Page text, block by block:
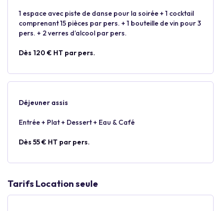
1 espace avec piste de danse pour la soirée + 1 cocktail
comprenant 15 pièces par pers. + 1 bouteille de vin pour 3
pers. + 2 verres d’alcool par pers.
Dès 120 € HT par pers.
Déjeuner assis
Entrée + Plat + Dessert + Eau & Café
Dès 55 € HT par pers.
Tarifs Location seule